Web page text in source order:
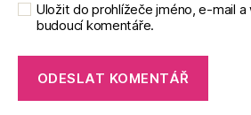
Uložit do prohlížeče jméno, e-mail
budoucí komentáře.